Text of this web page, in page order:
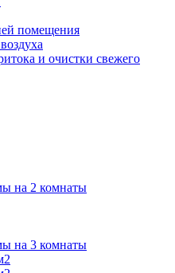
помещения
и очистки свежего
на 2 комнаты
на 3 комнаты